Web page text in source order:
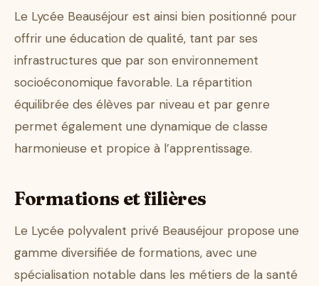
Le Lycée Beauséjour est ainsi bien positionné pour
offrir une éducation de qualité, tant par ses
infrastructures que par son environnement
socioéconomique favorable. La répartition
équilibrée des élèves par niveau et par genre
permet également une dynamique de classe
harmonieuse et propice à l’apprentissage.
Formations et filières
Le Lycée polyvalent privé Beauséjour propose une
gamme diversifiée de formations, avec une
spécialisation notable dans les métiers de la santé